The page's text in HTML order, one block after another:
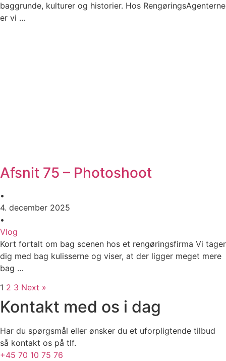
baggrunde, kulturer og historier. Hos RengøringsAgenterne
er vi …
Afsnit 75 – Photoshoot
•
4. december 2025
•
Vlog
Kort fortalt om bag scenen hos et rengøringsfirma Vi tager
dig med bag kulisserne og viser, at der ligger meget mere
bag …
1 2 3 Next »
Kontakt med os i dag
Har du spørgsmål eller ønsker du et uforpligtende tilbud
så kontakt os på tlf.
+45 70 10 75 76